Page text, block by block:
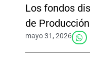
Los fondos
de
mayo 31, 2026